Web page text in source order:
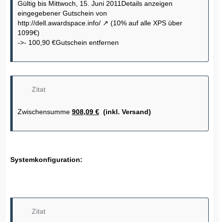
Gültig bis Mittwoch, 15. Juni 2011Details anzeigen
eingegebener Gutschein von
http://dell.awardspace.info/
(10% auf alle XPS über
1099€)
->- 100,90 €Gutschein entfernen
Zitat
Zwischensumme 908,09 € (inkl. Versand)
Systemkonfiguration:
Zitat